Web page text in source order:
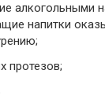
алкогольными
напитки
протезов;